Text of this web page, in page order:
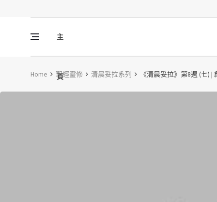
主
頁
Vine Media
葡萄樹傳媒
Home 聖經靈修 清晨妥拉系列 《清晨妥拉》第8週 (七)